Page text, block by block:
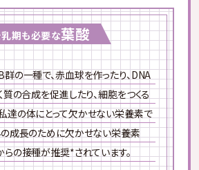
乳期も必要な葉酸
の一種で、赤血球を作ったり、DNA
質の合成を促進したり、細胞をつくる
達の体にとって欠かせない栄養素で
の成長のために欠かせない栄養素
らの接種が推奨*されています。